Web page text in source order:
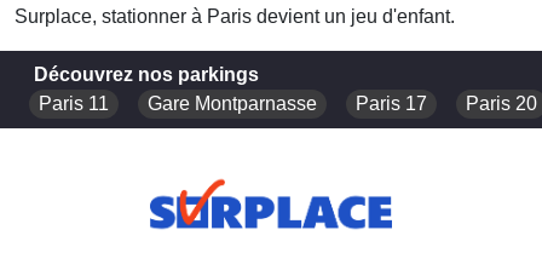
Surplace, stationner à Paris devient un jeu d'enfant.
Découvrez nos parkings
Paris 11
Gare Montparnasse Paris 17 Paris 20